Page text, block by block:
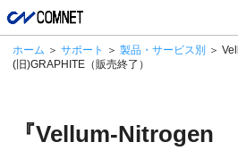
ホーム ＞ サポート ＞ 製品・サービス別
＞
(旧)GRAPHITE（販売終了）
『Vellum-Nitrogen